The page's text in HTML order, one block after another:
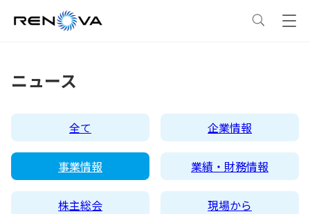
事業情報トップ
事業概要
レノバの強み
企業情報
企業情報トップ
会社概要・アクセス
サステナビリティ
サステナビリティ
ニュース
全て 企業情報
事業情報 業績・財務情報
株主総会 現場から